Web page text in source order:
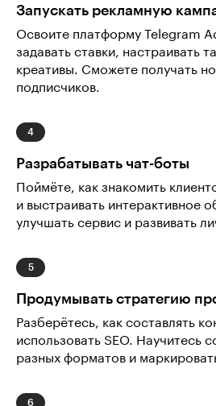
Запускать рекламную
Освоите платформу Telegram
задавать ставки, настраивать
креативы. Сможете получать
подписчиков.
Разрабатывать чат-боты
Поймёте, как знакомить
и выстраивать интерактивное
улучшать сервис и развивать
Продумывать стратегию
Разберётесь, как составлять
использовать SEO. Научитесь
разных форматов и